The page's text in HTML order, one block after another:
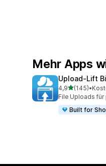
Mehr Apps
Upload‑Lift
4,9von 5
(145)
145 •
File Uploads für
Built for